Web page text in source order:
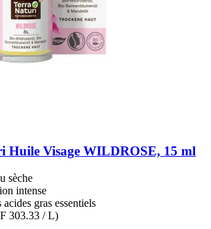
Huile Visage WILDROSE, 15 ml
sèche
intense
acides gras essentiels
303.33 / L)